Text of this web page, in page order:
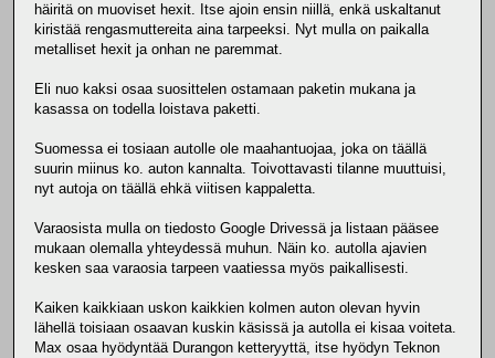
häiritä on muoviset hexit. Itse ajoin ensin niillä, enkä uskaltanut
kiristää rengasmuttereita aina tarpeeksi. Nyt mulla on paikalla
metalliset hexit ja onhan ne paremmat.
Eli nuo kaksi osaa suosittelen ostamaan paketin mukana ja
kasassa on todella loistava paketti.
Suomessa ei tosiaan autolle ole maahantuojaa, joka on täällä
suurin miinus ko. auton kannalta. Toivottavasti tilanne muuttuisi,
nyt autoja on täällä ehkä viitisen kappaletta.
Varaosista mulla on tiedosto Google Drivessä ja listaan pääsee
mukaan olemalla yhteydessä muhun. Näin ko. autolla ajavien
kesken saa varaosia tarpeen vaatiessa myös paikallisesti.
Kaiken kaikkiaan uskon kaikkien kolmen auton olevan hyvin
lähellä toisiaan osaavan kuskin käsissä ja autolla ei kisaa voiteta.
Max osaa hyödyntää Durangon ketteryyttä, itse hyödyn Teknon